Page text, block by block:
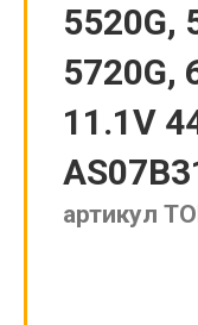
5520G,
5720G,
11.1V
артикул